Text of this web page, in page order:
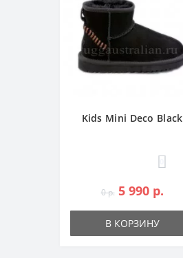
Kids Mini Deco Black
0 р. 5 990 р.
В КОРЗИНУ